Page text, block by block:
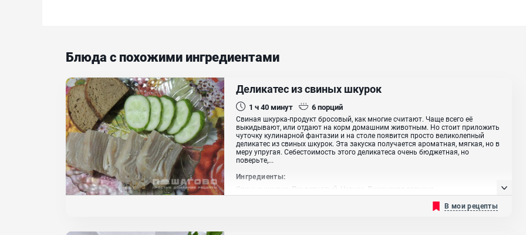
Блюда с похожими ингредиентами
Деликатес из свиных шкурок
1 ч 40минут 6порций
Свиная шкурка-продукт бросовый, как многие считают. Чаще всего её
выкидывают, или отдают на корм домашним животным. Но стоит приложить
чуточку кулинарной фантазии и на столе появится просто великолепный
деликатес из свиных шкурок. Эта закуска получается ароматная, мягкая, но в
меру упругая. Себестоимость этого деликатеса очень бюджетная, но
поверьте,...
Ингредиенты:
Свиные шкурки, Лук репчатый, Чеснок, Дижонская горчица
В мои рецепты